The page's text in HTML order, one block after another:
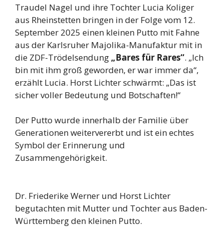
Traudel Nagel und ihre Tochter Lucia Koliger
aus Rheinstetten bringen in der Folge vom 12.
September 2025 einen kleinen Putto mit Fahne
aus der Karlsruher Majolika-Manufaktur mit in
die ZDF-Trödelsendung „Bares für Rares“. „Ich
bin mit ihm groß geworden, er war immer da“,
erzählt Lucia. Horst Lichter schwärmt: „Das ist
sicher voller Bedeutung und Botschaften!“
Der Putto wurde innerhalb der Familie über
Generationen weitervererbt und ist ein echtes
Symbol der Erinnerung und
Zusammengehörigkeit.
Dr. Friederike Werner und Horst Lichter
begutachten mit Mutter und Tochter aus Baden-
Württemberg den kleinen Putto.